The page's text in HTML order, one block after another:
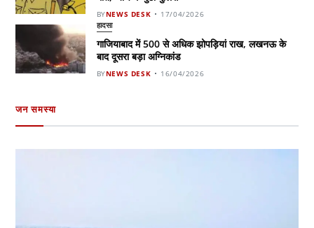
BYNEWS DESK 17/04/2026
हादसा
गाजियाबाद में 500 से अधिक झोपड़ियां राख, लखनऊ के
बाद दूसरा बड़ा अग्निकांड
BYNEWS DESK 16/04/2026
जन समस्या